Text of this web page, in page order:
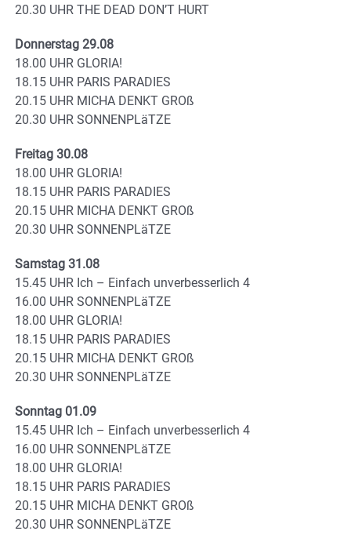
20.30 UHR THE DEAD DON’T HURT
Donnerstag 29.08
18.00 UHR GLORIA!
18.15 UHR PARIS PARADIES
20.15 UHR MICHA DENKT GROß
20.30 UHR SONNENPLäTZE
Freitag 30.08
18.00 UHR GLORIA!
18.15 UHR PARIS PARADIES
20.15 UHR MICHA DENKT GROß
20.30 UHR SONNENPLäTZE
Samstag 31.08
15.45 UHR Ich – Einfach unverbesserlich 4
16.00 UHR SONNENPLäTZE
18.00 UHR GLORIA!
18.15 UHR PARIS PARADIES
20.15 UHR MICHA DENKT GROß
20.30 UHR SONNENPLäTZE
Sonntag 01.09
15.45 UHR Ich – Einfach unverbesserlich 4
16.00 UHR SONNENPLäTZE
18.00 UHR GLORIA!
18.15 UHR PARIS PARADIES
20.15 UHR MICHA DENKT GROß
20.30 UHR SONNENPLäTZE